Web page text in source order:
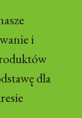
i
dla